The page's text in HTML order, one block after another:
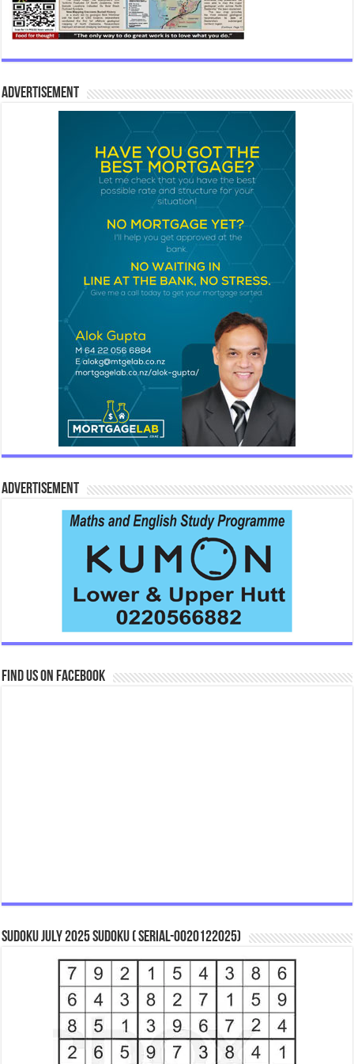
Advertisement
Advertisement
Find us on Facebook
Sudoku July 2025 Sudoku ( Serial-0020122025)